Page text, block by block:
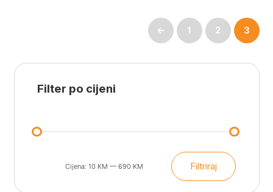
← 1 2 3
Filter po cijeni
Min
cijena
Maks
cijena
Filtriraj
Cijena: 10 KM — 690 KM